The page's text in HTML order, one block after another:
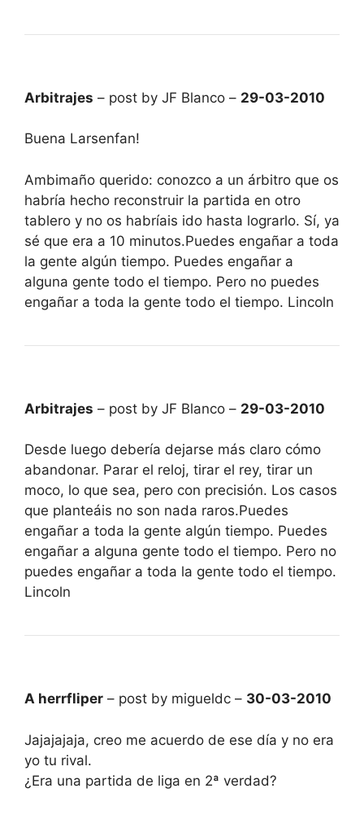
Arbitrajes – post by JF Blanco – 29-03-2010
Buena Larsenfan!
Ambimaño querido: conozco a un árbitro que os
habría hecho reconstruir la partida en otro
tablero y no os habríais ido hasta lograrlo. Sí, ya
sé que era a 10 minutos.Puedes engañar a toda
la gente algún tiempo. Puedes engañar a
alguna gente todo el tiempo. Pero no puedes
engañar a toda la gente todo el tiempo. Lincoln
Arbitrajes – post by JF Blanco – 29-03-2010
Desde luego debería dejarse más claro cómo
abandonar. Parar el reloj, tirar el rey, tirar un
moco, lo que sea, pero con precisión. Los casos
que planteáis no son nada raros.Puedes
engañar a toda la gente algún tiempo. Puedes
engañar a alguna gente todo el tiempo. Pero no
puedes engañar a toda la gente todo el tiempo.
Lincoln
A herrfliper – post by migueldc – 30-03-2010
Jajajajaja, creo me acuerdo de ese día y no era
yo tu rival.
¿Era una partida de liga en 2ª verdad?